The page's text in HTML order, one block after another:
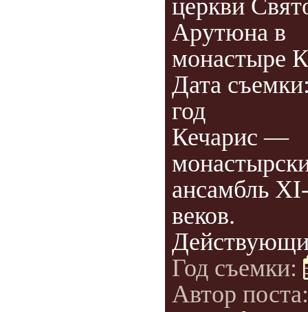
церкви
Арутюна в
монастыре
Дата
год
Кечарис —
ансамбль
веков.
Год съемки:
Автор